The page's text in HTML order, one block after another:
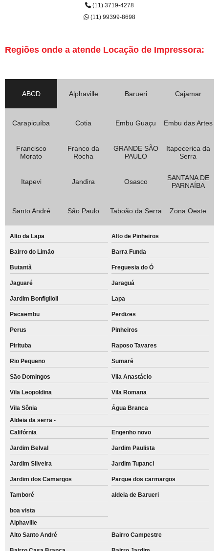
(11) 3719-4278
(11) 99399-8698
Regiões onde a atende Locação de Impressora:
ABCD Alphaville Barueri Cajamar
Carapicuíba Cotia Embu Guaçu Embu das Artes
Francisco
Morato
Franco da
Rocha
GRANDE SÃO
PAULO
Itapecerica da
Serra
Itapevi Jandira Osasco
SANTANA DE
PARNAÍBA
Santo André São Paulo Taboão da Serra Zona Oeste
Alto da Lapa Alto de Pinheiros
Bairro do Limão Barra Funda
Butantã Freguesia do Ó
Jaguaré Jaraguá
Jardim Bonfiglioli Lapa
Pacaembu Perdizes
Perus Pinheiros
Pirituba Raposo Tavares
Rio Pequeno Sumaré
São Domingos Vila Anastácio
Vila Leopoldina Vila Romana
Vila Sônia
Água Branca
Aldeia da serra -
Califórnia
Engenho novo
Jardim Belval Jardim Paulista
Jardim Silveira Jardim Tupanci
Jardim dos Camargos Parque dos carmargos
Tamboré aldeia de Barueri
boa vista
Alphaville
Alto Santo André
Bairro Campestre